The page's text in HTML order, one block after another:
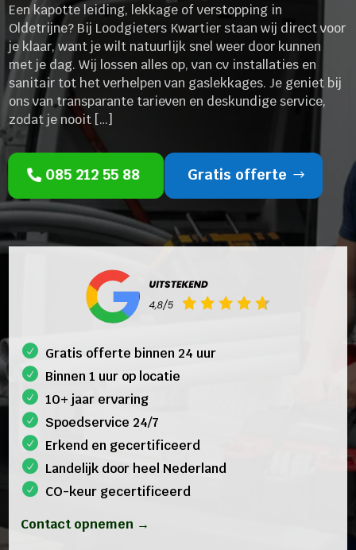
Een kapotte leiding, lekkage of verstopping in
Oldetrijne? Bij Loodgieters Kwartier staan wij direct voor
je klaar, want je wilt natuurlijk snel weer door kunnen
met je dag. Wij lossen alles op, van cv installaties en
sanitair tot het verhelpen van gaslekkages. Je geniet bij
ons van transparante tarieven en deskundige service,
zodat je nooit […]
085 212 55 88 Gratis offerte
Gratis offerte binnen 24 uur
Binnen 1 uur op locatie
10+ jaar ervaring
Spoedservice 24/7
Erkend en gecertificeerd
Landelijk door heel Nederland
CO-keur gecertificeerd
Contact opnemen →